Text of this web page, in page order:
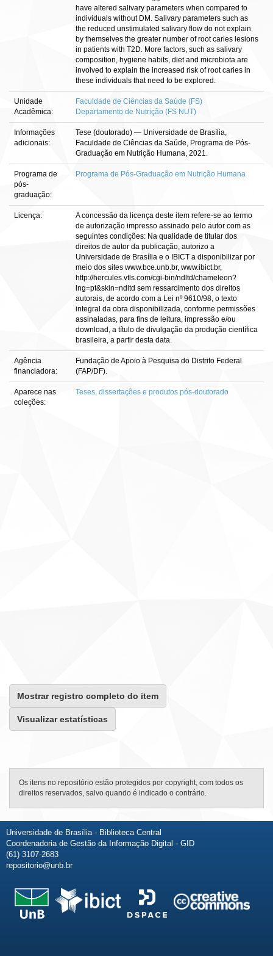
have altered salivary parameters when compared to
individuals without DM. Salivary parameters such as
the reduced unstimulated salivary flow do not explain
by themselves the greater number of root caries lesions
in patients with T2D. More factors, such as salivary
composition, hygiene habits, diet and microbiota are
involved to explain the increased risk of root caries in
these individuals that need to be explored.
Unidade
Acadêmica:
Faculdade de Ciências da Saúde (FS)
Departamento de Nutrição (FS NUT)
Informações
adicionais:
Tese (doutorado) — Universidade de Brasília,
Faculdade de Ciências da Saúde, Programa de Pós-
Graduação em Nutrição Humana, 2021.
Programa de
pós-
graduação:
Programa de Pós-Graduação em Nutrição Humana
Licença:
A concessão da licença deste item refere-se ao termo
de autorização impresso assinado pelo autor com as
seguintes condições: Na qualidade de titular dos
direitos de autor da publicação, autorizo a
Universidade de Brasília e o IBICT a disponibilizar por
meio dos sites www.bce.unb.br, www.ibict.br,
http://hercules.vtls.com/cgi-bin/ndltd/chameleon?
lng=pt&skin=ndltd sem ressarcimento dos direitos
autorais, de acordo com a Lei nº 9610/98, o texto
integral da obra disponibilizada, conforme permissões
assinaladas, para fins de leitura, impressão e/ou
download, a título de divulgação da produção científica
brasileira, a partir desta data.
Agência
financiadora:
Fundação de Apoio à Pesquisa do Distrito Federal
(FAP/DF).
Aparece nas
coleções:
Teses, dissertações e produtos pós-doutorado
Mostrar registro completo do item
Visualizar estatísticas
Os itens no repositório estão protegidos por copyright, com todos os
direitos reservados, salvo quando é indicado o contrário.
Universidade de Brasília - Biblioteca Central
Coordenadoria de Gestão da Informação Digital - GID
(61) 3107-2683
repositorio@unb.br